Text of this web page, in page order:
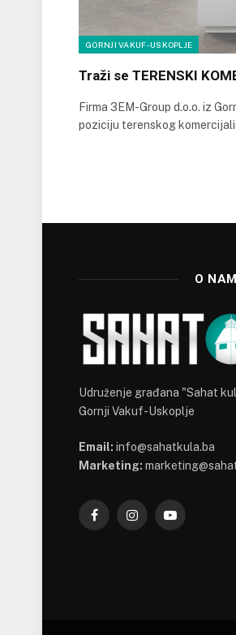
GORNJI VAKUF-USKOPLJE
Traži se TERENSKI
Firma 3EM-Group d.o.o. iz
poziciju terenskog
O
Udruženje građana "Sahat
Gornji Vakuf-Uskoplje
Email: info@sahatkula.ba
Marketing:
FacebookInstagramYouTube